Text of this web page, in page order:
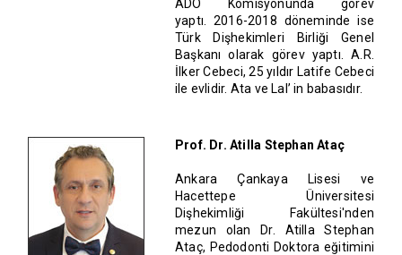
ADO Komisyonunda görev
yaptı. 2016-2018 döneminde ise
Türk Dişhekimleri Birliği Genel
Başkanı olarak görev yaptı. A.R.
İlker Cebeci, 25 yıldır Latife Cebeci
ile evlidir. Ata ve Lal’ in babasıdır.
Prof. Dr. Atilla Stephan Ataç
Ankara Çankaya Lisesi ve
Hacettepe Üniversitesi
Dişhekimliği Fakültesi'nden
mezun olan Dr. Atilla Stephan
Ataç, Pedodonti Doktora eğitimini